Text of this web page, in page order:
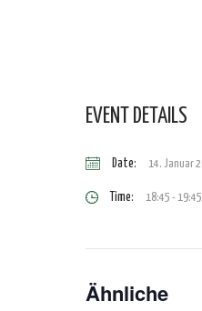
EVENT DETAILS
Date: 14. Januar
Time: 18:45 - 19:45
Ähnliche